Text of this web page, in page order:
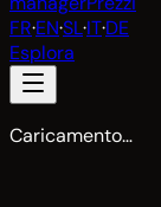
FR·EN·SL·IT·DE
Esplora
Caricamento…